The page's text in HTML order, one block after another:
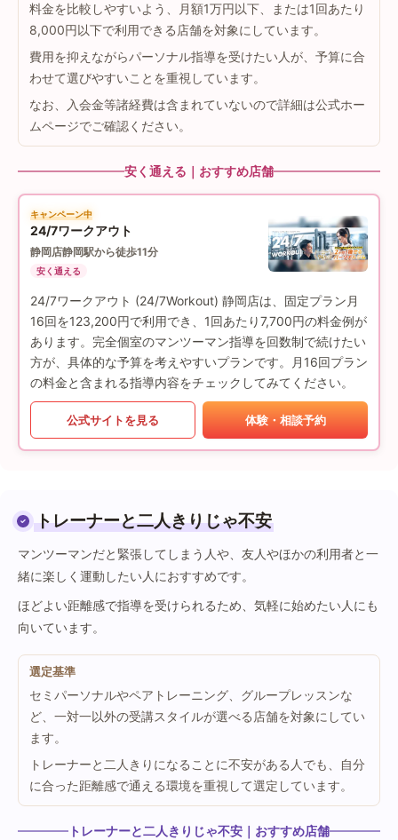
料金を比較しやすいよう、月額1万円以下、または1回あたり
8,000円以下で利用できる店舗を対象にしています。
費用を抑えながらパーソナル指導を受けたい人が、予算に合
わせて選びやすいことを重視しています。
なお、入会金等諸経費は含まれていないので詳細は公式ホー
ムページでご確認ください。
安く通える｜おすすめ店舗
キャンペーン中
24/7ワークアウト
静岡店静岡駅から徒歩11分
安く通える
24/7ワークアウト (24/7Workout) 静岡店は、固定プラン月
16回を123,200円で利用でき、1回あたり7,700円の料金例が
あります。完全個室のマンツーマン指導を回数制で続けたい
方が、具体的な予算を考えやすいプランです。月16回プラン
の料金と含まれる指導内容をチェックしてみてください。
公式サイトを見る 体験・相談予約
トレーナーと二人きりじゃ不安
マンツーマンだと緊張してしまう人や、友人やほかの利用者と一
緒に楽しく運動したい人におすすめです。
ほどよい距離感で指導を受けられるため、気軽に始めたい人にも
向いています。
選定基準
セミパーソナルやペアトレーニング、グループレッスンな
ど、一対一以外の受講スタイルが選べる店舗を対象にしてい
ます。
トレーナーと二人きりになることに不安がある人でも、自分
に合った距離感で通える環境を重視して選定しています。
トレーナーと二人きりじゃ不安｜おすすめ店舗